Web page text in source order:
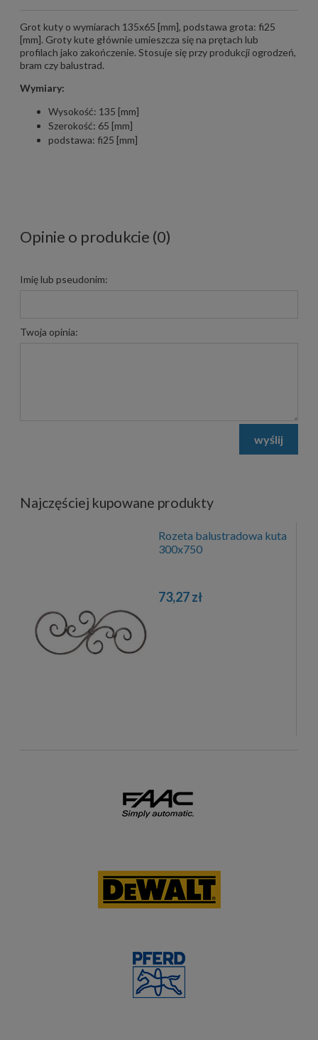
Grot kuty o wymiarach 135x65 [mm], podstawa grota: fi25
[mm]. Groty kute głównie umieszcza się na prętach lub
profilach jako zakończenie. Stosuje się przy produkcji ogrodzeń,
bram czy balustrad.
Wymiary:
Wysokość: 135 [mm]
Szerokość: 65 [mm]
podstawa: fi25 [mm]
Opinie o produkcie (0)
Imię lub pseudonim:
Twoja opinia:
wyślij
Najczęściej kupowane produkty
Rozeta balustradowa kuta
300x750
73,27 zł